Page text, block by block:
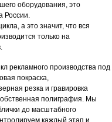
оборудования, это
России.
а это значит, что вся
только на
рекламного производства под
покраска,
резка и гравировка
полиграфия. Мы
до масштабного
каждый этап и